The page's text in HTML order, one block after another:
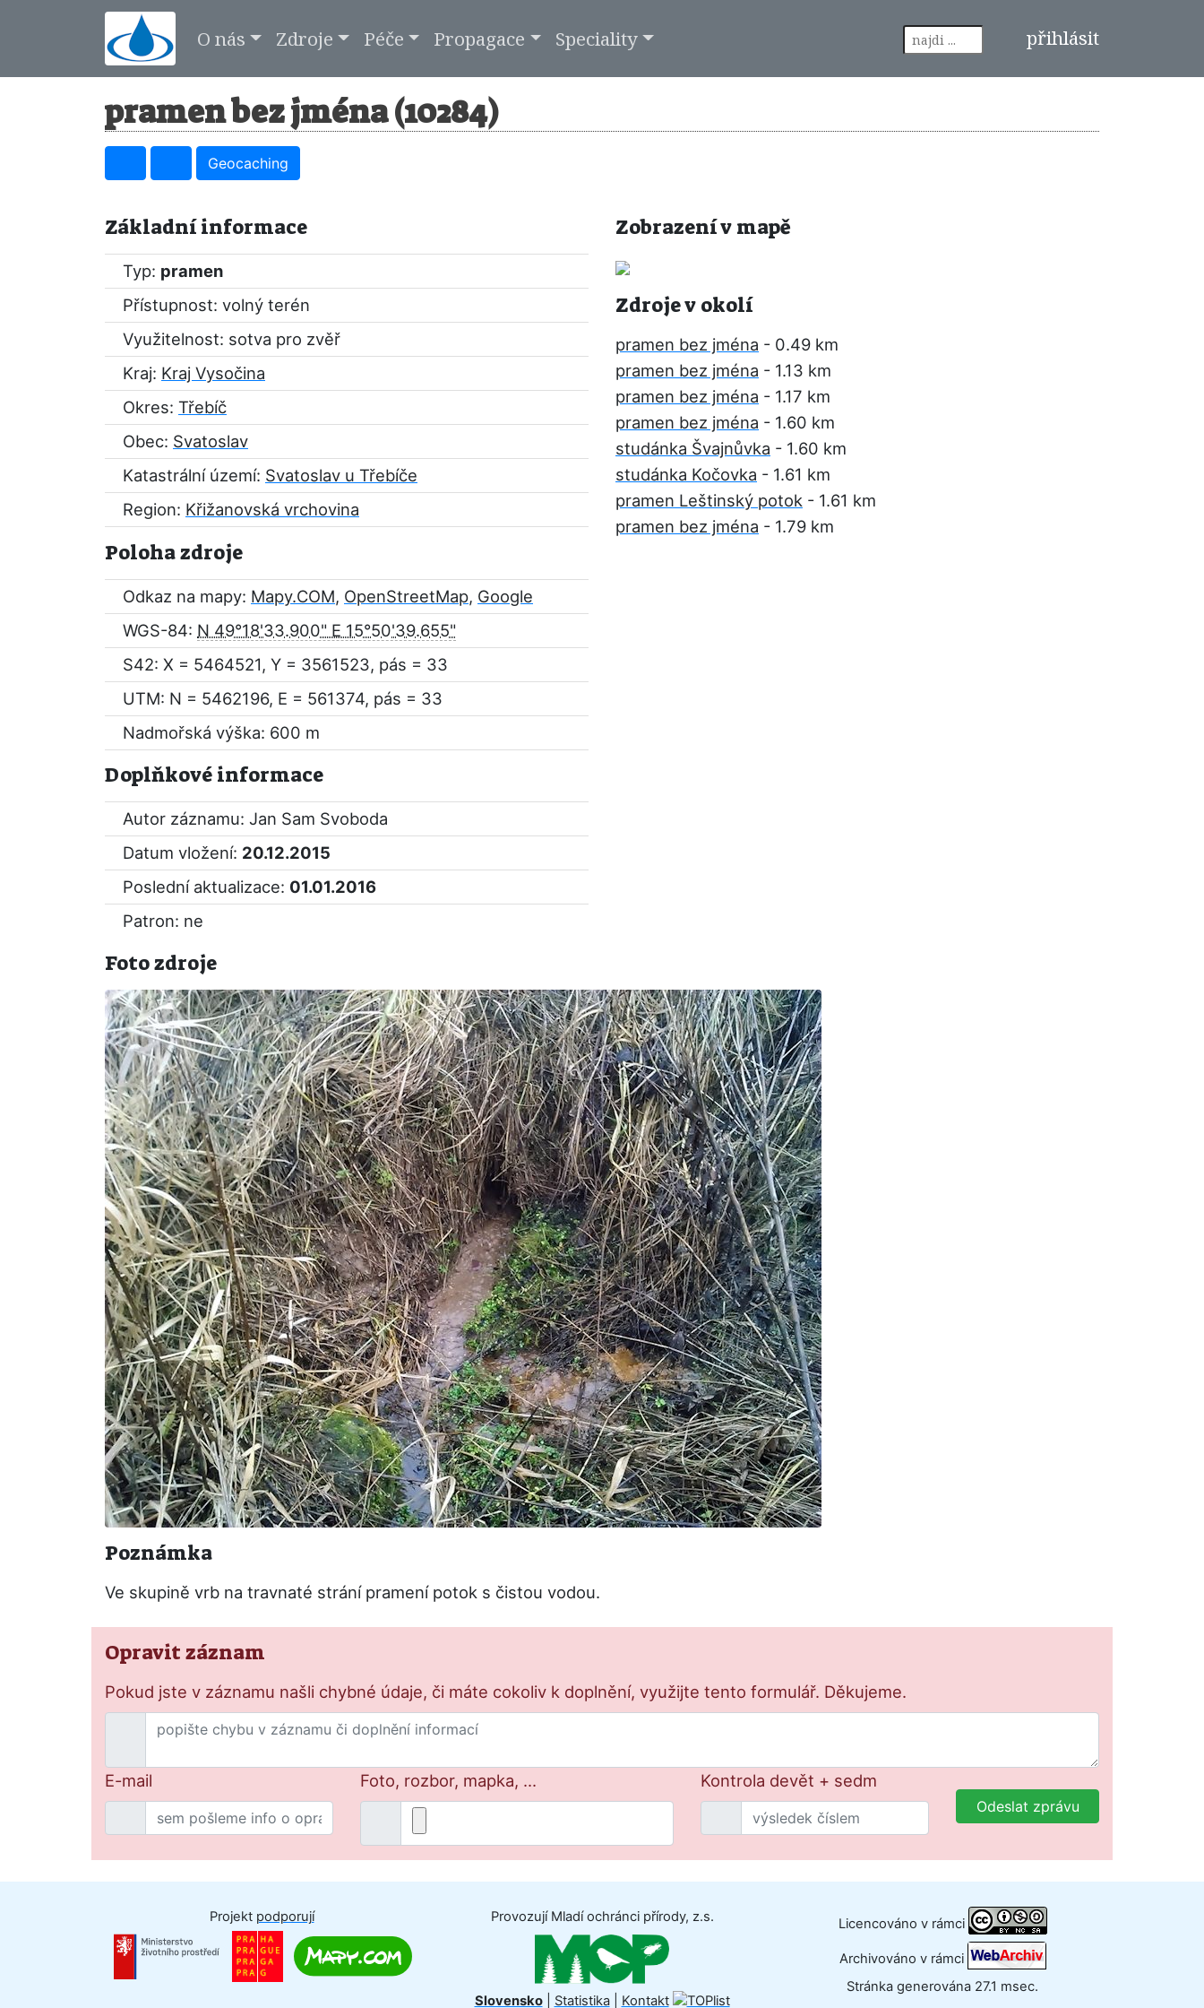
O nás Zdroje Péče Propagace Speciality přihlásit
pramen bez jména (10284)
Geocaching
Základní informace
Typ: pramen
Přístupnost: volný terén
Využitelnost: sotva pro zvěř
Kraj: Kraj Vysočina
Okres: Třebíč
Obec: Svatoslav
Katastrální území: Svatoslav u Třebíče
Region: Křižanovská vrchovina
Poloha zdroje
Odkaz na mapy: Mapy.COM, OpenStreetMap, Google
WGS-84: N 49°18'33.900" E 15°50'39.655"
S42: X = 5464521, Y = 3561523, pás = 33
UTM: N = 5462196, E = 561374, pás = 33
Nadmořská výška: 600 m
Doplňkové informace
Autor záznamu: Jan Sam Svoboda
Datum vložení: 20.12.2015
Poslední aktualizace: 01.01.2016
Patron: ne
Zobrazení v mapě
Zdroje v okolí
pramen bez jména - 0.49 km
pramen bez jména - 1.13 km
pramen bez jména - 1.17 km
pramen bez jména - 1.60 km
studánka Švajnůvka - 1.60 km
studánka Kočovka - 1.61 km
pramen Leštinský potok - 1.61 km
pramen bez jména - 1.79 km
Foto zdroje
Poznámka
Ve skupině vrb na travnaté strání pramení potok s čistou vodou.
Opravit záznam
Pokud jste v záznamu našli chybné údaje, či máte cokoliv k doplnění, využijte tento formulář. Děkujeme.
E-mail Foto, rozbor, mapka, ... Kontrola devět + sedm
Odeslat zprávu
Projekt podporují Provozují Mladí ochránci přírody, z.s.
Slovensko| Statistika| Kontakt
Licencováno v rámci
Archivováno v rámci
Stránka generována 27.1 msec.